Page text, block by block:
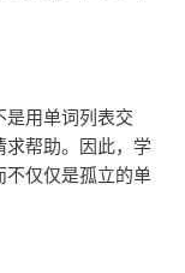
是用单词列表交
求帮助。因此，学
不仅仅是孤立的单